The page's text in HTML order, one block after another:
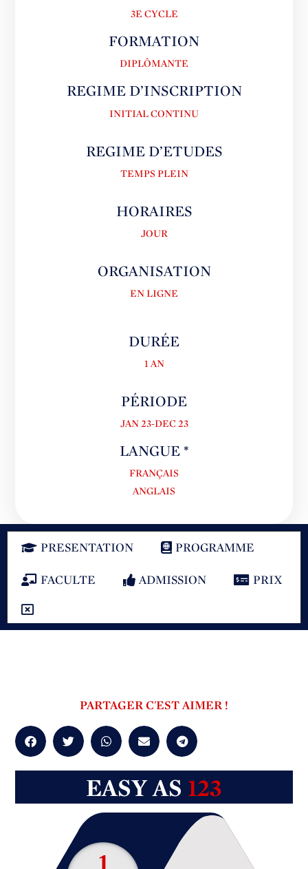
3E CYCLE
FORMATION
DIPLÔMANTE
REGIME D’INSCRIPTION
INITIAL CONTINU
REGIME D’ETUDES
TEMPS PLEIN
HORAIRES
JOUR
ORGANISATION
EN LIGNE
DURÉE
1 AN
PÉRIODE
JAN 23-DEC 23
LANGUE *
FRANÇAIS
ANGLAIS
PRESENTATION PROGRAMME
FACULTE ADMISSION PRIX
PARTAGER C'EST AIMER !
EASY AS 123